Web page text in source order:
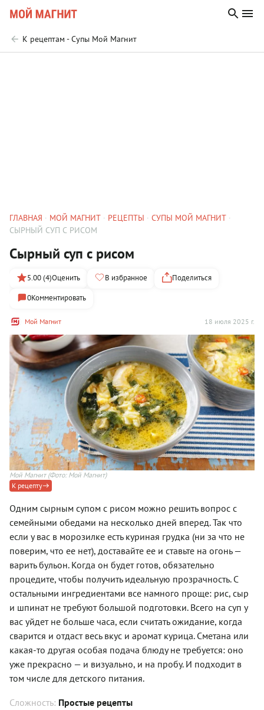
К рецептам - Супы Мой Магнит
ГЛАВНАЯ МОЙ МАГНИТ РЕЦЕПТЫ
СУПЫ МОЙ МАГНИТ
СЫРНЫЙ СУП С РИСОМ
Сырный суп с рисом
Мой Магнит 18 июля 2025 г.
5.00 (4)Оценить В избранное
Поделиться
0Комментировать
Мой Магнит(Фото: Мой Магнит)
К рецепту
Одним сырным супом с рисом можно решить вопрос с
семейными обедами на несколько дней вперед. Так что
если у вас в морозилке есть куриная грудка (ни за что не
поверим, что ее нет), доставайте ее и ставьте на огонь —
варить бульон. Когда он будет готов, обязательно
процедите, чтобы получить идеальную прозрачность. С
остальными ингредиентами все намного проще: рис, сыр
и шпинат не требуют большой подготовки. Всего на суп у
вас уйдет не больше часа, если считать ожидание, когда
сварится и отдаст весь вкус и аромат курица. Сметана или
какая-то другая особая подача блюду не требуется: оно
уже прекрасно — и визуально, и на пробу. И подходит в
том числе для детского питания.
Сложность: Простые рецепты